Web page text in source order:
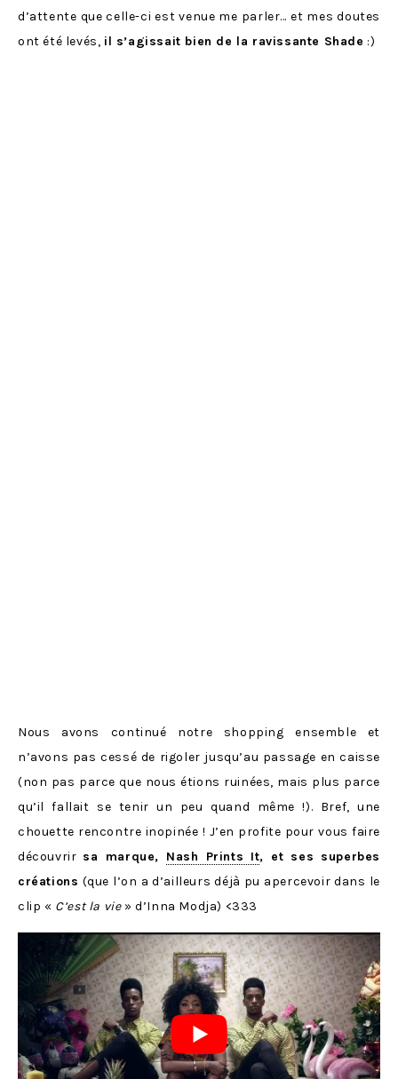
d’attente que celle-ci est venue me parler… et mes doutes
ont été levés, il s’agissait bien de la ravissante Shade :)
Nous avons continué notre shopping ensemble et
n’avons pas cessé de rigoler jusqu’au passage en caisse
(non pas parce que nous étions ruinées, mais plus parce
qu’il fallait se tenir un peu quand même !). Bref, une
chouette rencontre inopinée ! J’en profite pour vous faire
découvrir sa marque, Nash Prints It, et ses superbes
créations (que l’on a d’ailleurs déjà pu apercevoir dans le
clip « C’est la vie» d’Inna Modja) <333